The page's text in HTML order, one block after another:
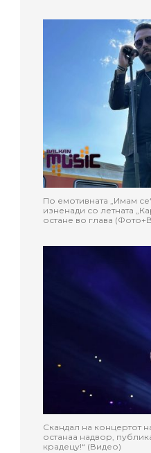
По емотивната „Имам
изненади со летната
остане во глава
Скандал на концертот
останаа надвор,
крадецу!“ (Видео)